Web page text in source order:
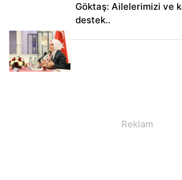
Göktaş: Ailelerimizi ve
destek..